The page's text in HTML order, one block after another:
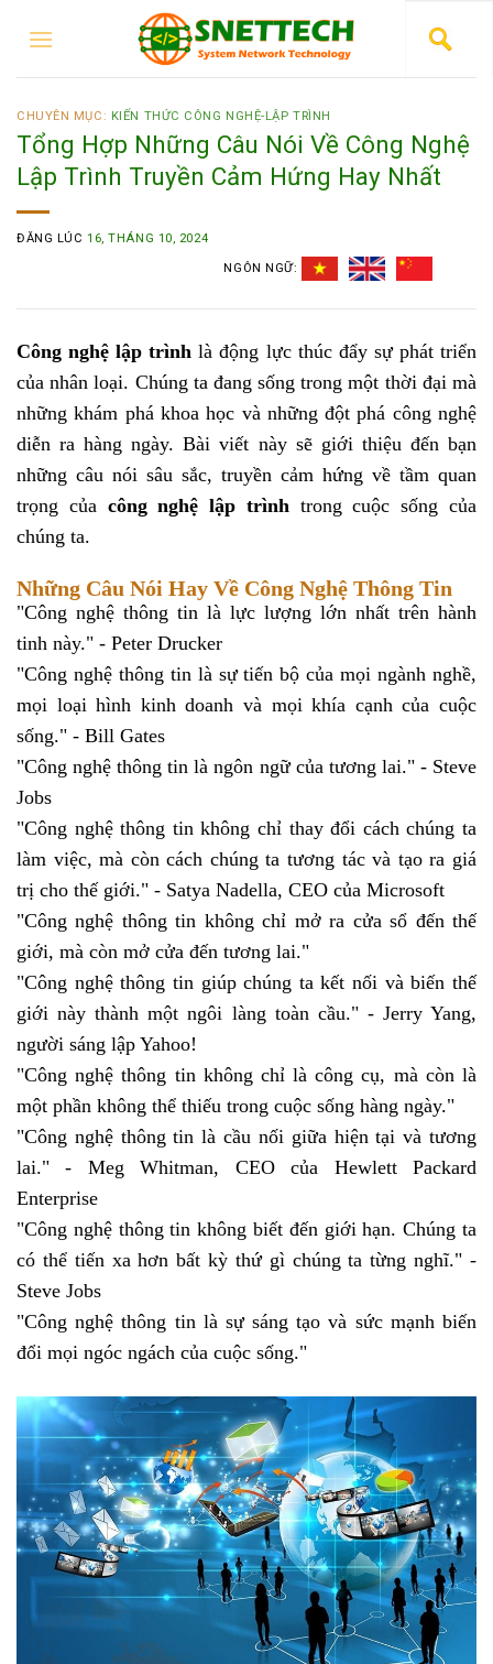
CHUYÊN MỤC: KIẾN THỨC CÔNG NGHỆ-LẬP TRÌNH
Tổng Hợp Những Câu Nói Về Công Nghệ
Lập Trình Truyền Cảm Hứng Hay Nhất
ĐĂNG LÚC16, THÁNG 10, 2024
NGÔN NGỮ:
Công nghệ lập trình là động lực thúc đẩy sự phát triển
của nhân loại. Chúng ta đang sống trong một thời đại mà
những khám phá khoa học và những đột phá công nghệ
diễn ra hàng ngày. Bài viết này sẽ giới thiệu đến bạn
những câu nói sâu sắc, truyền cảm hứng về tầm quan
trọng của công nghệ lập trình trong cuộc sống của
chúng ta.
Những Câu Nói Hay Về Công Nghệ Thông Tin
"Công nghệ thông tin là lực lượng lớn nhất trên hành
tinh này." - Peter Drucker
"Công nghệ thông tin là sự tiến bộ của mọi ngành nghề,
mọi loại hình kinh doanh và mọi khía cạnh của cuộc
sống." - Bill Gates
"Công nghệ thông tin là ngôn ngữ của tương lai." - Steve
Jobs
"Công nghệ thông tin không chỉ thay đổi cách chúng ta
làm việc, mà còn cách chúng ta tương tác và tạo ra giá
trị cho thế giới." - Satya Nadella, CEO của Microsoft
"Công nghệ thông tin không chỉ mở ra cửa sổ đến thế
giới, mà còn mở cửa đến tương lai."
"Công nghệ thông tin giúp chúng ta kết nối và biến thế
giới này thành một ngôi làng toàn cầu." - Jerry Yang,
người sáng lập Yahoo!
"Công nghệ thông tin không chỉ là công cụ, mà còn là
một phần không thể thiếu trong cuộc sống hàng ngày."
"Công nghệ thông tin là cầu nối giữa hiện tại và tương
lai." - Meg Whitman, CEO của Hewlett Packard
Enterprise
"Công nghệ thông tin không biết đến giới hạn. Chúng ta
có thể tiến xa hơn bất kỳ thứ gì chúng ta từng nghĩ." -
Steve Jobs
"Công nghệ thông tin là sự sáng tạo và sức mạnh biến
đổi mọi ngóc ngách của cuộc sống."